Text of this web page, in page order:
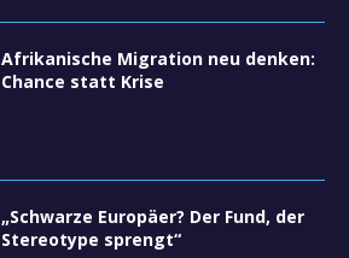
Afrikanische Migration neu denken:
Chance statt Krise
„Schwarze Europäer? Der Fund, der
Stereotype sprengt“